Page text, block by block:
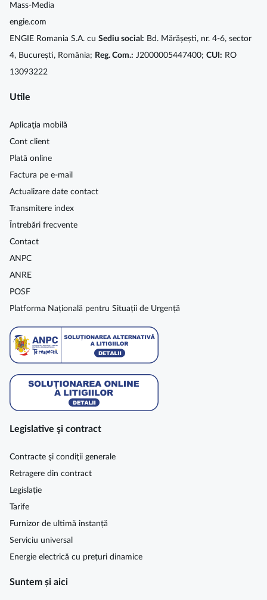
Mass-Media
engie.com
ENGIE Romania S.A. cu Sediu social: Bd. Mărășești, nr. 4-6, sector
4, București, România; Reg. Com.: J2000005447400; CUI: RO
13093222
Utile
Aplicaţia mobilă
Cont client
Plată online
Factura pe e-mail
Actualizare date contact
Transmitere index
Întrebări frecvente
Contact
ANPC
ANRE
POSF
Platforma Națională pentru Situații de Urgență
Legislative şi contract
Contracte şi condiţii generale
Retragere din contract
Legislație
Tarife
Furnizor de ultimă instanță
Serviciu universal
Energie electrică cu prețuri dinamice
Suntem și aici